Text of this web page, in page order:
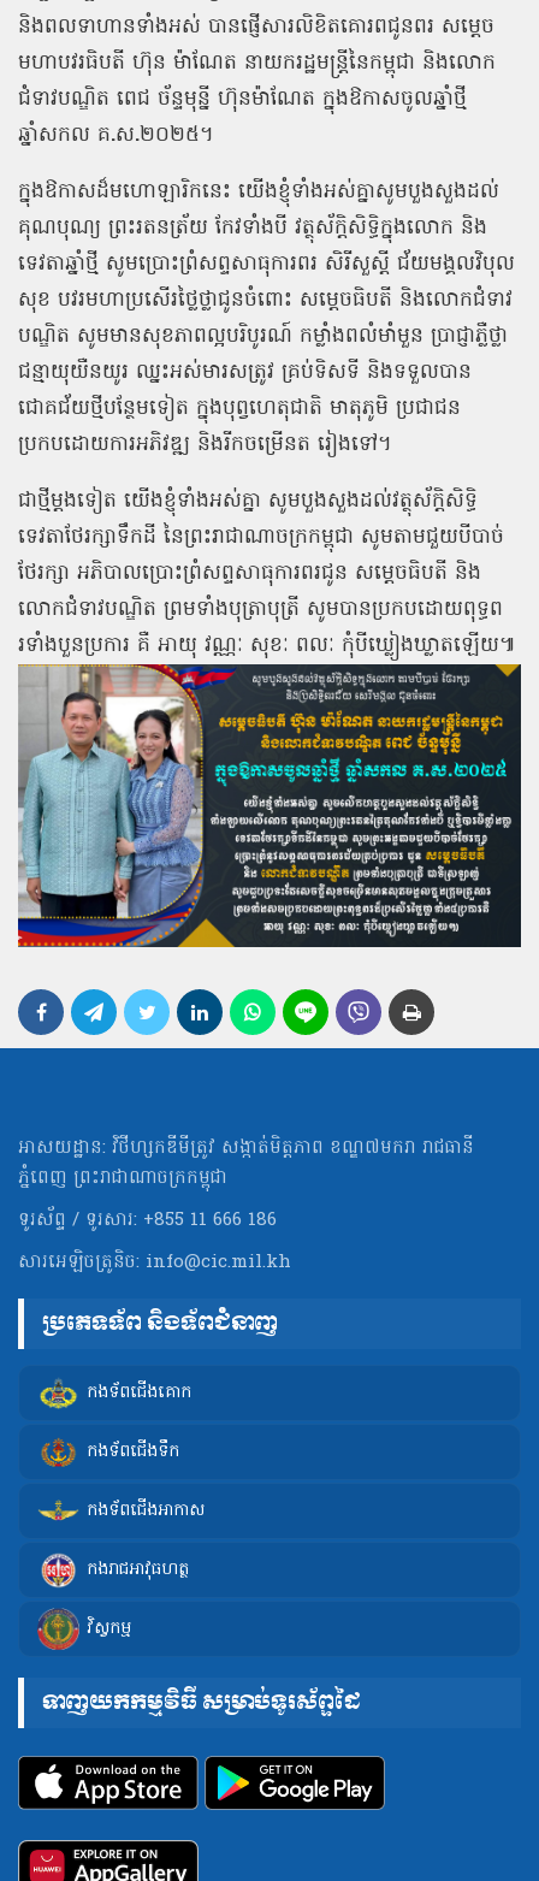
និងពលទាហានទាំងអស់ បានផ្ញើសារលិខិតគោរពជូនពរ សម្តេច
មហាបវរធិបតី ហ៊ុន ម៉ាណែត នាយករដ្ឋមន្រ្តីនៃកម្ពុជា និងលោក
ជំទាវបណ្ឌិត ពេជ ច័ន្ទមុន្នី ហ៊ុនម៉ាណែត ក្នុងឱកាសចូលឆ្នាំថ្មី
ឆ្នាំសកល គ.ស.២០២៥។
ក្នុងឱកាសដ៏មហោឡារិកនេះ យើងខ្ញុំទាំងអស់គ្នាសូមបួងសួងដល់
គុណបុណ្យ ព្រះរតនត្រ័យ កែវទាំងបី វត្ថុស័ក្ដិសិទ្ធិក្នុងលោក និង
ទេវតាឆ្នាំថ្មី សូមប្រោះព្រំសព្ទសាធុការពរ សិរីសួស្ដី ជ័យមង្គលវិបុល
សុខ បវរមហាប្រសើរថ្លៃថ្លាជូនចំពោះ សម្ដេចធិបតី និងលោកជំទាវ
បណ្ឌិត សូមមានសុខភាពល្អបរិបូរណ៍ កម្លាំងពលំមាំមួន ប្រាជ្ញាភ្លឺថ្លា
ជន្មាយុយឺនយូរ ឈ្នះអស់មារសត្រូវ គ្រប់ទិសទី និងទទួលបាន
ជោគជ័យថ្មីបន្ថែមទៀត ក្នុងបុព្វហេតុជាតិ មាតុភូមិ ប្រជាជន
ប្រកបដោយការអភិវឌ្ឍ និងរីកចម្រើនត រៀងទៅ។
ជាថ្មីម្ដងទៀត យើងខ្ញុំទាំងអស់គ្នា សូមបួងសួងដល់វត្ថុស័ក្តិសិទ្ធិ
ទេវតាថែរក្សាទឹកដី នៃព្រះរាជាណាចក្រកម្ពុជា សូមតាមជួយបីបាច់
ថែរក្សា អភិបាលប្រោះព្រំសព្ទសាធុការពរជូន សម្ដេចធិបតី និង
លោកជំទាវបណ្ឌិត ព្រមទាំងបុត្រាបុត្រី សូមបានប្រកបដោយពុទ្ធព
រទាំងបួនប្រការ គឺ អាយុ វណ្ណៈ សុខៈ ពលៈ កុំបីឃ្លៀងឃ្លាតឡើយ៕
អាសយដ្ឋាន: វិថីហ្សកឌីមីត្រូវ សង្កាត់មិត្ដភាព ខណ្ឌ៧មករា រាជធានី
ភ្នំពេញ ព្រះរាជាណាចក្រកម្ពុជា
ទូរស័ព្ទ / ទូរសារ: +855 11 666 186
សារអេឡិចត្រូនិច: info@cic.mil.kh
ប្រភេទទ័ព និងទ័ពជំនាញ
កងទ័ពជើងគោក
កងទ័ពជើងទឹក
កងទ័ពជើងអាកាស
កងរាជអាវុធហត្ថ
វិស្វកម្ម
ទាញយកកម្មវិធី សម្រាប់ទូរស័ព្ទដៃ